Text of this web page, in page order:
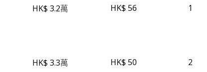
HK$ 3.2萬 HK$ 56 1
HK$ 3.3萬 HK$ 50 2